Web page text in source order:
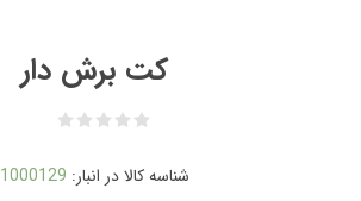
کت برش دار
شناسه کالا در انبار: 1000129